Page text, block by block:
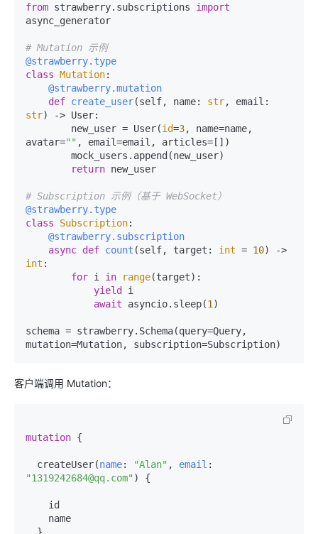
from strawberry.subscriptions import
async_generator
# Mutation 示例
@strawberry.type
class Mutation
    @strawberry.mutation
def create_user(self, name: str
str) -> User:
        new_user = User(
id=3, name=name,
avatar="" , email=email, articles=[])
return new_user
# Subscription 示例（基于 WebSocket）
@strawberry.type
class
Subscription
    @strawberry.subscription
async def count (self, target: int = 10
int :
for i in range(target):
yield
i
await asyncio.sleep(1 )
schema = strawberry.Schema(query=Query,
客户端调用 Mutation：
mutation {
  createUser
(name: "Alan" , email :
"1319242684@qq.com" ) {